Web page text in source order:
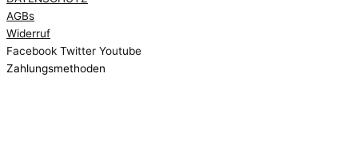
AGBs
Widerruf
Facebook Twitter Youtube
Zahlungsmethoden